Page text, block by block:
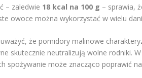
– zaledwie 18 kcal na 100 g – sprawia,
owoce można wykorzystać w wielu
że pomidory malinowe
skutecznie neutralizują wolne rodniki.
spożywanie może znacząco poprawić